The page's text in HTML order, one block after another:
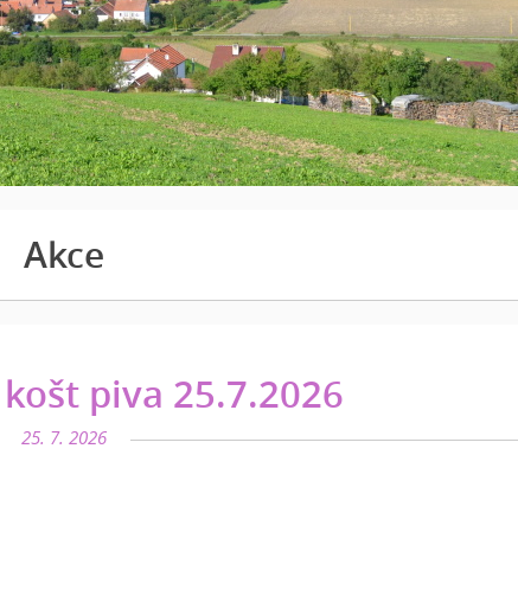
Akce
piva 25.7.2026
25. 7. 2026